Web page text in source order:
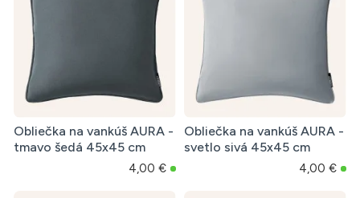
Obliečka na vankúš AURA -
tmavo šedá 45x45 cm
4,00 €
Obliečka na vankúš AURA -
svetlo sivá 45x45 cm
4,00 €